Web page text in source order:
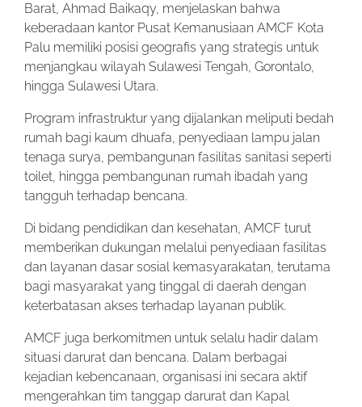
Barat, Ahmad Baikaqy, menjelaskan bahwa
keberadaan kantor Pusat Kemanusiaan AMCF Kota
Palu memiliki posisi geografis yang strategis untuk
menjangkau wilayah Sulawesi Tengah, Gorontalo,
hingga Sulawesi Utara.
Program infrastruktur yang dijalankan meliputi bedah
rumah bagi kaum dhuafa, penyediaan lampu jalan
tenaga surya, pembangunan fasilitas sanitasi seperti
toilet, hingga pembangunan rumah ibadah yang
tangguh terhadap bencana.
Di bidang pendidikan dan kesehatan, AMCF turut
memberikan dukungan melalui penyediaan fasilitas
dan layanan dasar sosial kemasyarakatan, terutama
bagi masyarakat yang tinggal di daerah dengan
keterbatasan akses terhadap layanan publik.
AMCF juga berkomitmen untuk selalu hadir dalam
situasi darurat dan bencana. Dalam berbagai
kejadian kebencanaan, organisasi ini secara aktif
mengerahkan tim tanggap darurat dan Kapal